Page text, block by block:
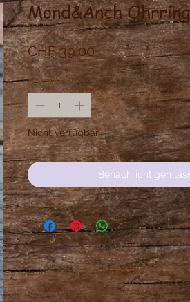
Mond&Anch
CHF 39.00Preis
Anzahl *
Nicht verfügbar
Benachrichtigen